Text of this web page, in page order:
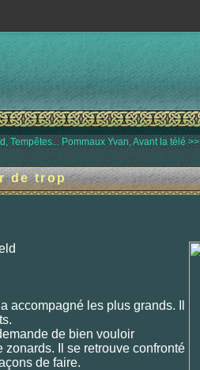
Tempêtes... Pommaux Yvan, Avant la télé >>
de trop
accompagné les plus grands. Il
de bien vouloir
Il se retrouve confronté
de faire.